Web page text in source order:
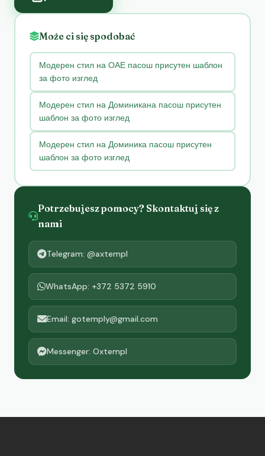
Może ci się spodobać
Модерен стил на ОАЕ пасош присутен шаблон
за фото изглед
Модерен стил на Доминикана пасош присутен
шаблон за фото изглед
Модерен стил на Доминика пасош присутен
шаблон за фото изглед
Potrzebujesz pomocy? Skontaktuj się z
nami
Telegram: @axtempl
WhatsApp: +372 5372 5910
Email: gotemply@gmail.com
Messenger: Oxtempl